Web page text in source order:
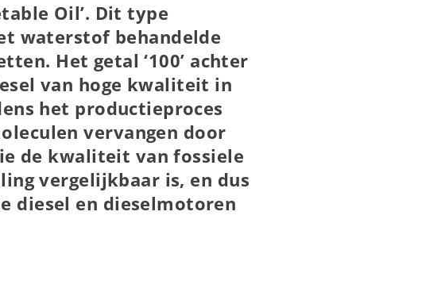
Oil’. Dit type
waterstof behandelde
Het getal ‘100’ achter
van hoge kwaliteit in
het productieproces
vervangen door
de kwaliteit van fossiele
vergelijkbaar is, en dus
diesel en dieselmotoren